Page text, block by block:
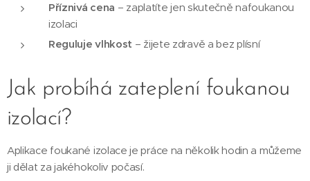
Příznivá cena – zaplatíte jen skutečně nafoukanou
izolaci
Reguluje vlhkost – žijete zdravě a bez plísní
Jak probíhá zateplení foukanou
izolací?
Aplikace foukané izolace je práce na několik hodin a můžeme
ji dělat za jakéhokoliv počasí.